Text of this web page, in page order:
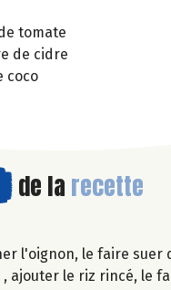
tomate
de cidre
coco
de la recette
l'oignon, le faire suer
, ajouter le riz rincé, le